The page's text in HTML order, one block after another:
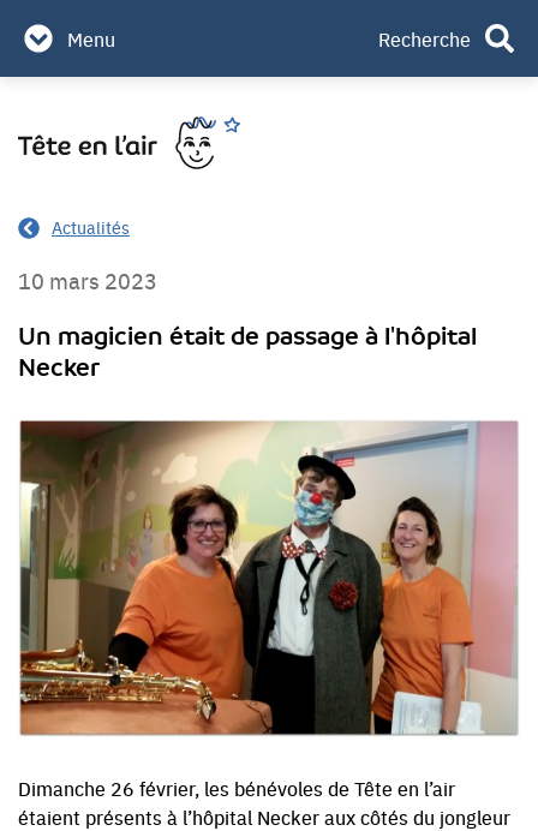
contenu
Menu Recherche
Contact
Actualités
10 mars 2023
Un magicien était de passage à l'hôpital
Necker
Dimanche 26 février, les bénévoles de Tête en l’air
étaient présents à l’hôpital Necker aux côtés du jongleur